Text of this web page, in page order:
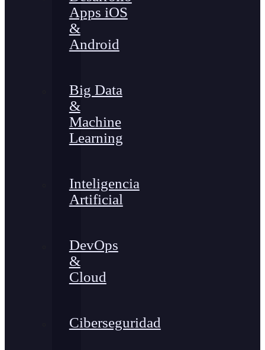
Apps iOS
&
Android
Big Data
&
Machine
Learning
Inteligencia
Artificial
DevOps
&
Cloud
Ciberseguridad